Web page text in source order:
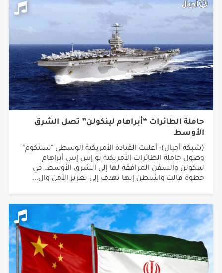
حاملة الطائرات “أبراهام لينكولن” تصل الشرق
الأوسط
(شبكة أجيال)- أعلنت القيادة الأمريكية الوسطى “سنتكوم”
وصول حاملة الطائرات الأمريكية يو إس إس أبراهام
لينكولن والسفن المرافقة لها إلى الشرق الأوسط، في
خطوة قالت واشنطن إنها تهدف إلى تعزيز الأمن وال...